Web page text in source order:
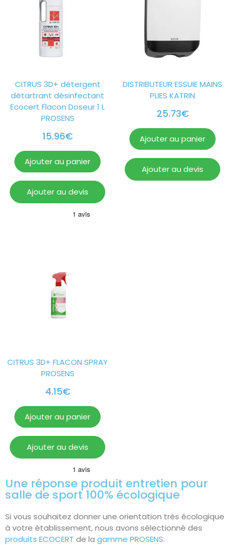
CITRUS 3D+ détergent
détartrant désinfectant
Ecocert Flacon Doseur 1 L
PROSENS
15.96€
Ajouter au panier
Ajouter au devis
DISTRIBUTEUR ESSUIE MAINS
PLIES KATRIN
25.73€
Ajouter au panier
Ajouter au devis
CITRUS 3D+ FLACON SPRAY
PROSENS
4.15€
Ajouter au panier
Ajouter au devis
Une réponse produit entretien pour
salle de sport 100% écologique
Si vous souhaitez donner une orientation très écologique
à votre établissement, nous avons sélectionné des
produits ECOCERT de la gamme PROSENS.